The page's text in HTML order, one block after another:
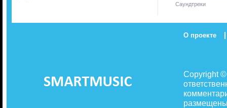
Саундтреки
О проекте |
Copyright
размещены